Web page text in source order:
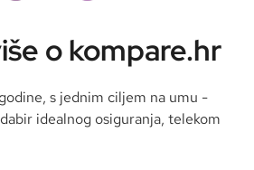
o kompare.hr
s jednim ciljem na umu -
idealnog osiguranja, telekom